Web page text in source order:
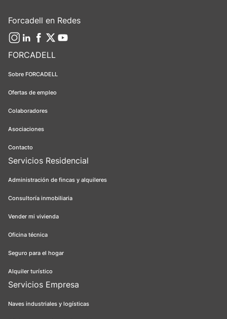
FORCADELL
Sobre FORCADELL
Ofertas de empleo
Colaboradores
Asociaciones
Contacto
Servicios Residencial
Administración de fincas y alquileres
Consultoría inmobiliaria
Vender mi vivienda
Oficina técnica
Seguro para el hogar
Alquiler turístico
Servicios Empresa
Naves industriales y logísticas
Forcadell en Redes